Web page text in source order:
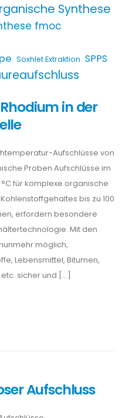
Synthese
fmoc
Soxhlet Extraktion SPPS
in der
Aufschlüsse von
Proben Aufschlüsse im
für komplexe organische
bis zu 100
erfordern besondere
Mit den
möglich,
Lebensmittel, Bitumen,
sicher und […]
Aufschluss